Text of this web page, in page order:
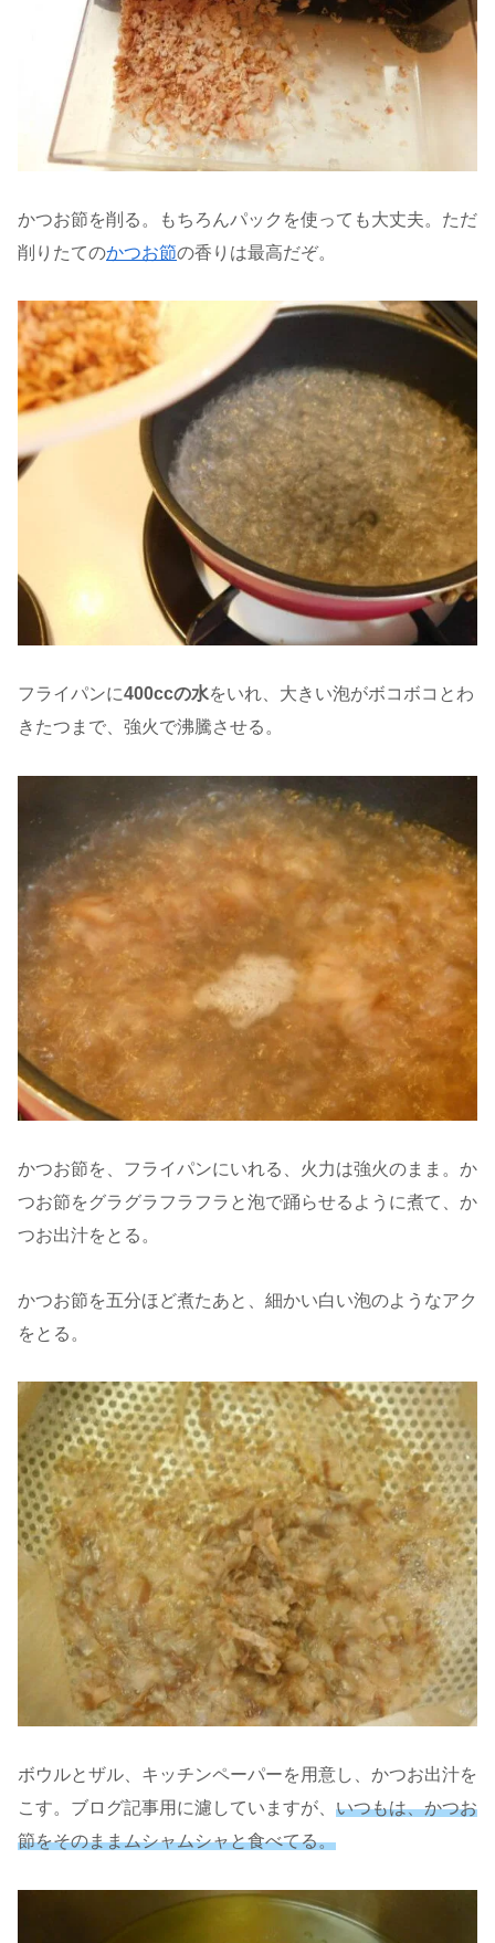
かつお節を削る。もちろんパックを使っても大丈夫。ただ
削りたてのかつお節の香りは最高だぞ。
フライパンに400ccの水をいれ、大きい泡がボコボコとわ
きたつまで、強火で沸騰させる。
かつお節を、フライパンにいれる、火力は強火のまま。か
つお節をグラグラフラフラと泡で踊らせるように煮て、か
つお出汁をとる。
かつお節を五分ほど煮たあと、細かい白い泡のようなアク
をとる。
ボウルとザル、キッチンペーパーを用意し、かつお出汁を
こす。ブログ記事用に濾していますが、 いつもは、かつお
節をそのままムシャムシャと食べてる。